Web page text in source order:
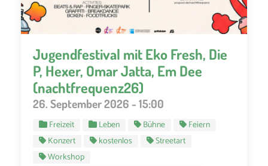
Jugendfestival mit Eko Fresh, Die
P, Hexer, Omar Jatta, Em Dee
(nachtfrequenz26)
26. September 2026 - 15:00
Freizeit Leben Bühne
Feiern
Konzert
kostenlos
Streetart
Workshop